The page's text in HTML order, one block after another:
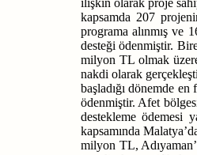
kapsamda 207
programa alınmış ve
desteği ödenmiştir.
milyon TL olmak
nakdi olarak
başladığı dönemde
ödenmiştir. Afet
destekleme ödemesi
kapsamında
milyon TL,